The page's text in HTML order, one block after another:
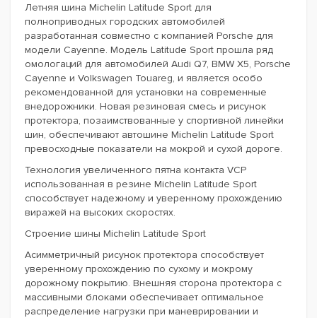
Летняя шина Michelin Latitude Sport для
полноприводных городских автомобилей
разработанная совместно с компанией Porsche для
модели Cayenne. Модель Latitude Sport прошла ряд
омологаций для автомобилей Audi Q7, BMW X5, Porsche
Cayenne и Volkswagen Touareg, и является особо
рекомендованной для установки на современные
внедорожники. Новая резиновая смесь и рисунок
протектора, позаимствованные у спортивной линейки
шин, обеспечивают автошине Michelin Latitude Sport
превосходные показатели на мокрой и сухой дороге.
Технология увеличенного пятна контакта VCP
использованная в резине Michelin Latitude Sport
способствует надежному и уверенному прохождению
виражей на высоких скоростях.
Строение шины Michelin Latitude Sport
Асимметричный рисунок протектора способствует
уверенному прохождению по сухому и мокрому
дорожному покрытию. Внешняя сторона протектора с
массивными блоками обеспечивает оптимальное
распределение нагрузки при маневрировании и